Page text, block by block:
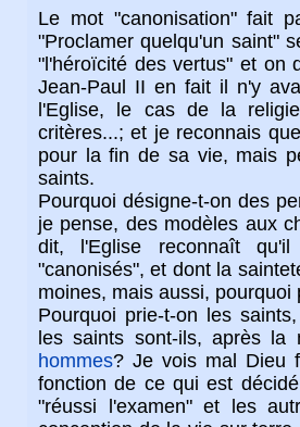
Le mot "canonisation" fait
"Proclamer quelqu'un saint"
"l'héroïcité des vertus" et on
Jean-Paul II en fait il n'y
l'Eglise, le cas de la
critères...; et je reconnais
pour la fin de sa vie, mais
saints.
Pourquoi désigne-t-on des
je pense, des modèles aux
dit, l'Eglise reconnaît
"canonisés", et dont la
moines, mais aussi,
Pourquoi prie-t-on les
les saints sont-ils, après
hommes? Je vois mal Dieu
fonction de ce qui est
"réussi l'examen" et les